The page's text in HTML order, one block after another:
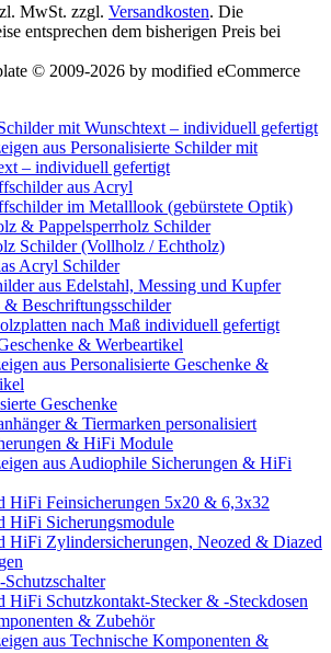
MwSt. zzgl. Versandkosten. Die
entsprechen dem bisherigen Preis bei
© 2009-2026 by modified eCommerce
mit Wunschtext – individuell gefertigt
aus Personalisierte Schilder mit
– individuell gefertigt
aus Acryl
im Metalllook (gebürstete Optik)
& Pappelsperrholz Schilder
Schilder (Vollholz / Echtholz)
Acryl Schilder
aus Edelstahl, Messing und Kupfer
Beschriftungsschilder
nach Maß individuell gefertigt
& Werbeartikel
aus Personalisierte Geschenke &
Geschenke
& Tiermarken personalisiert
& HiFi Module
aus Audiophile Sicherungen & HiFi
HiFi Feinsicherungen 5x20 & 6,3x32
HiFi Sicherungsmodule
HiFi Zylindersicherungen, Neozed & Diazed
HiFi Schutzkontakt-Stecker & -Steckdosen
& Zubehör
aus Technische Komponenten &